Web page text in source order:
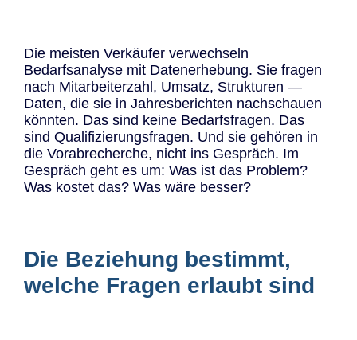
Die meisten Verkäufer verwechseln
Bedarfsanalyse mit Datenerhebung. Sie fragen
nach Mitarbeiterzahl, Umsatz, Strukturen —
Daten, die sie in Jahresberichten nachschauen
könnten. Das sind keine Bedarfsfragen. Das
sind Qualifizierungsfragen. Und sie gehören in
die Vorabrecherche, nicht ins Gespräch. Im
Gespräch geht es um: Was ist das Problem?
Was kostet das? Was wäre besser?
Die Beziehung bestimmt,
welche Fragen erlaubt sind